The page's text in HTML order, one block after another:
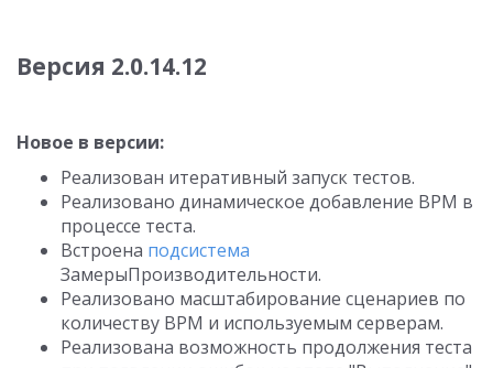
Версия 2.0.14.12
Новое в версии:
Реализован итеративный запуск тестов.
Реализовано динамическое добавление ВРМ в
процессе теста.
Встроена подсистема
ЗамерыПроизводительности.
Реализовано масштабирование сценариев по
количеству ВРМ и используемым серверам.
Реализована возможность продолжения теста